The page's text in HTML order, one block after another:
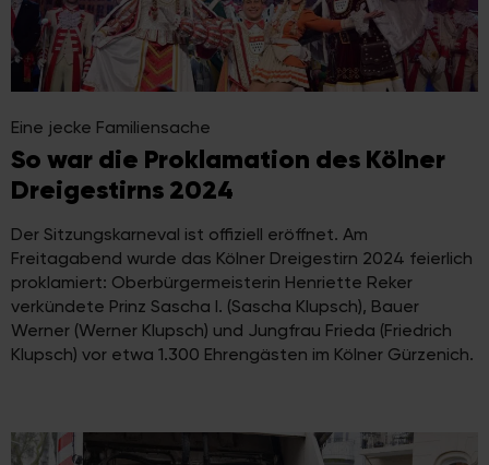
Eine jecke Familiensache
So war die Proklamation des Kölner
Dreigestirns 2024
Der Sitzungskarneval ist offiziell eröffnet. Am
Freitagabend wurde das Kölner Dreigestirn 2024 feierlich
proklamiert: Oberbürgermeisterin Henriette Reker
verkündete Prinz Sascha I. (Sascha Klupsch), Bauer
Werner (Werner Klupsch) und Jungfrau Frieda (Friedrich
Klupsch) vor etwa 1.300 Ehrengästen im Kölner Gürzenich.